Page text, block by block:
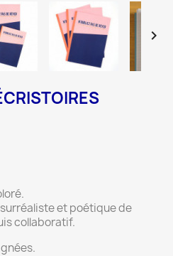

et poétique de
collaboratif.